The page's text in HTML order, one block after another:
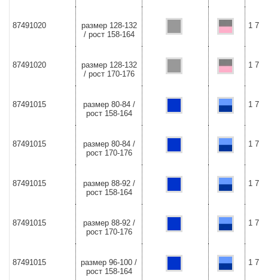
87491020
размер 128-132
/ рост 158-164
1
87491020
размер 128-132
/ рост 170-176
1
87491015
размер 80-84 /
рост 158-164
1
87491015
размер 80-84 /
рост 170-176
1
87491015
размер 88-92 /
рост 158-164
1
87491015
размер 88-92 /
рост 170-176
1
87491015
размер 96-100 /
рост 158-164
1